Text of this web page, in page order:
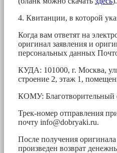
4. Квитанции, в которой
Когда вам ответят на
оригинал заявления и
персональных данных
КУДА: 101000, г. Москва,
строение 2, этаж 1,
КОМУ: Благотворительный
Трек-номер отправления
почту info@dobryaki.ru.
После получения оригинала
произведен возврат